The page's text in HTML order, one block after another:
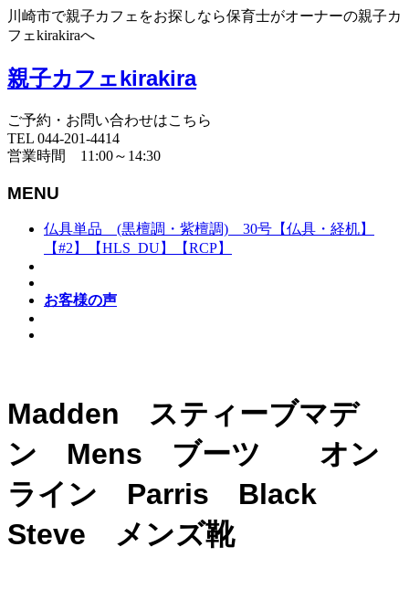
川崎市で親子カフェをお探しなら保育士がオーナーの親子カ
フェkirakiraへ
親子カフェkirakira
ご予約・お問い合わせはこちら
TEL 044-201-4414
営業時間 11:00～14:30
MENU
仏具単品 (黒檀調・紫檀調) 30号【仏具・経机】
【#2】【HLS_DU】【RCP】
お客様の声
Madden スティーブマデ
ン Mens ブーツ オン
ライン Parris Black
Steve メンズ靴